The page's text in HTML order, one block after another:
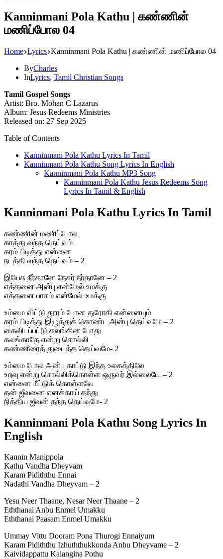
Kanninmani Pola Kathu | கண்ணின்
மணிப்போல 04
Home Lyrics Kanninmani Pola Kathu | கண்ணின் மணிப்போல 04
ByCharles
InLyrics, Tamil Christian Songs
Tamil Gospel Songs
Artist: Bro. Mohan C Lazarus
Album: Jesus Redeems Ministries
Released on: 27 Sep 2025
Table of Contents
Kanninmani Pola Kathu Lyrics In Tamil
Kanninmani Pola Kathu Song Lyrics In English
Kanninmani Pola Kathu MP3 Song
Kanninmani Pola Kathu Jesus Redeems Song
Lyrics In Tamil & English
Kanninmani Pola Kathu Lyrics In Tamil
கண்ணின் மணிப்போல
காத்து வந்த தெய்வம்
கரம் பிடித்து என்னை
நடத்தி வந்த தெய்வம் – 2
இயேசு நீர்தானே நேசர் நீர்தானே – 2
எத்தனை அன்பு என்மேல் உமக்கு
எத்தனை பாசம் என்மேல் உமக்கு
உம்மை விட்டு தூரம் போன துரோகி என்னையும்
கரம் பிடித்து இழுத்துக் கொண்ட அன்பு தெய்வமே – 2
கைவிடப்பட்டு கலங்கின போது
கலங்காதே என்று சொல்லி
கண்ணீரைத் துடைத்த தெய்வமே- 2
உம்மை போல அன்பு காட்டு இந்த உலகத்திலே
உறவு என்று சொல்லிக்கொள்ள ஒருவர் இல்லையே – 2
என்னை மீட்டுக் கொள்ளவே
தன் ஜீவனை எனக்காய் தந்து
நித்திய ஜீவன் தந்த தெய்வமே- 2
Kanninmani Pola Kathu Song Lyrics In
English
Kannin Manippola
Kathu Vandha Dheyvam
Karam Pidiththu Ennai
Nadathi Vandha Dheyvam – 2
Yesu Neer Thaane, Nesar Neer Thaane – 2
Eththanai Anbu Enmel Umakku
Eththanai Paasam Enmel Umakku
Ummay Vittu Dooram Pona Thurogi Ennaiyum
Karam Pidiththu Izhuththukkonda Anbu Dheyvame – 2
Kaividappattu Kalangina Pothu